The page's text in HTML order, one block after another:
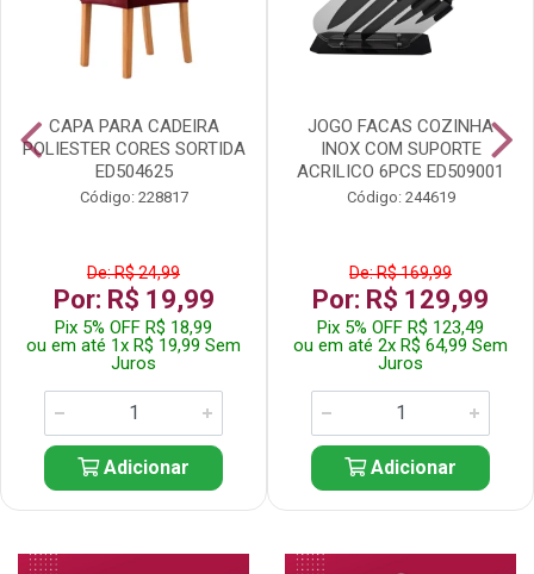
CAPA PARA CADEIRA
POLIESTER CORES SORTIDA
ED504625
Código: 228817
De: R$ 24,99
Por: R$ 19,99
Pix 5% OFF R$ 18,99
ou em até 1x R$ 19,99 Sem
Juros
Adicionar
JOGO FACAS COZINHA
INOX COM SUPORTE
ACRILICO 6PCS ED509001
Código: 244619
De: R$ 169,99
Por: R$ 129,99
Pix 5% OFF R$ 123,49
ou em até 2x R$ 64,99 Sem
Juros
Adicionar